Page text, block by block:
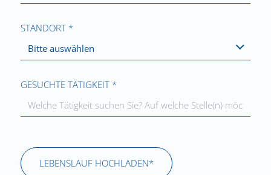
STANDORT *
Bitte auswählen
GESUCHTE TÄTIGKEIT *
LEBENSLAUF HOCHLADEN*